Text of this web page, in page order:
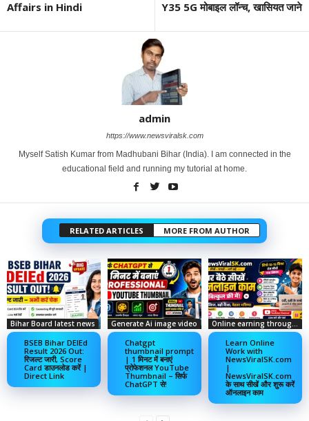
Affairs in Hindi
Y35 5G मोबाइल लॉन्च, खासियत जाने
admin
https://www.newsviralsk.com
Myself Satish Kumar from Madhubani Bihar (India). I am connected in the
educational field and running my tutorial at home.
RELATED ARTICLES MORE FROM AUTHOR
Bihar Board latest news
BSEB Bihar DElEd
Result 2026 Out:
रिजल्ट जारी, Score
Card डाउनलोड करें |
Direct Link
Generate Ai image video
Chatgpt
thumbnail prompt
| 1 मिनट में बनाएं
प्रोफेशनल YouTube
Thumbnail – सिर्फ
ChatGPT से!
Learn Online
Work with
NewsViralSK.com
|
NewsViralSK.com
के साथ सीखें और शुरू करें
ऑनलाइन काम